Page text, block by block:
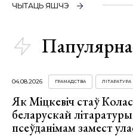
ЧЫТАЦЬ ЯШЧЭ
04.08.2026 ГРАМАДСТВА ЛІТАРАТУРА
Як Міцкевіч стаў
беларускай
псеўданімам замест